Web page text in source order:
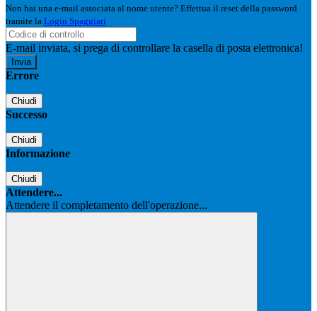
Non hai una e-mail associata al nome utente? Effettua il reset della password
tramite la Login Spaggiari
E-mail inviata, si prega di controllare la casella di posta elettronica!
Errore
Chiudi
Successo
Chiudi
Informazione
Chiudi
Attendere...
Attendere il completamento dell'operazione...